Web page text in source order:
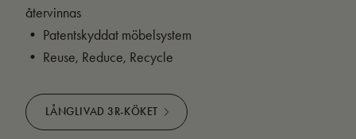
återvinnas
• Patentskyddat möbelsystem
• Reuse, Reduce, Recycle
LÅNGLIVAD 3R-KÖKET